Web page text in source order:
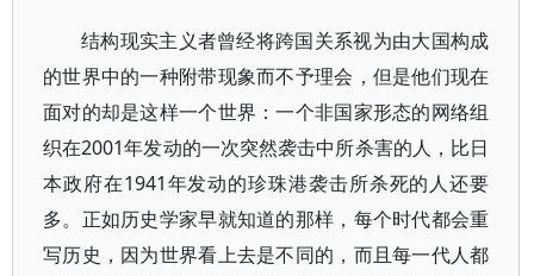
结构现实主义者曾经将跨国关系视为由大国构成
的世界中的一种附带现象而不予理会，但是他们现在
面对的却是这样一个世界：一个非国家形态的网络组
织在2001年发动的一次突然袭击中所杀害的人，比日
本政府在1941年发动的珍珠港袭击所杀死的人还要
多。正如历史学家早就知道的那样，每个时代都会重
写历史，因为世界看上去是不同的，而且每一代人都